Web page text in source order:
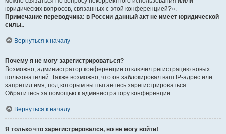
юридических вопросов, связанных с этой конференцией?».
Примечание переводчика: в России данный акт не имеет юридической
силы..
Вернуться к началу
Почему я не могу зарегистрироваться?
Возможно, администратор конференции отключил регистрацию новых
пользователей. Также возможно, что он заблокировал ваш IP-адрес или
запретил имя, под которым вы пытаетесь зарегистрироваться.
Обратитесь за помощью к администратору конференции.
Вернуться к началу
Я только что зарегистрировался, но не могу войти!